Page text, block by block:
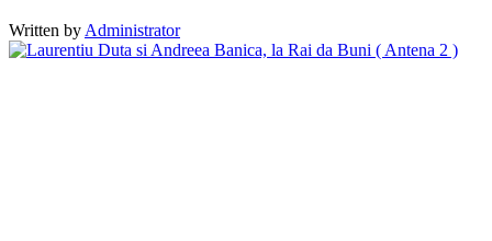
Written by Administrator